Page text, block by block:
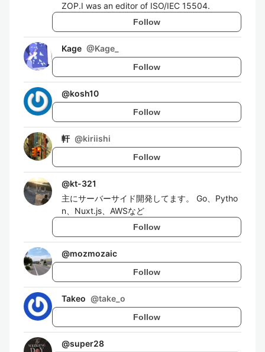
ZOP.I was an editor of ISO/IEC 15504.
Follow
Kage @Kage_
Follow
@kosh10
Follow
軒 @kiriishi
Follow
@kt-321
主にサーバーサイド開発してます。 Go、Pytho
n、Nuxt.js、AWSなど
Follow
@mozmozaic
Follow
Takeo @take_o
Follow
@super28